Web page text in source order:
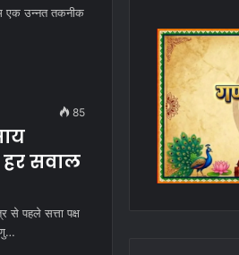
एक उन्नत तकनीक
85
सवाल
से पहले सत्ता पक्ष